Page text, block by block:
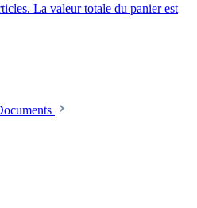
La valeur totale du panier est